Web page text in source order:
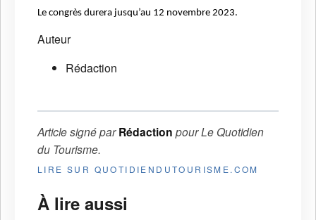
Le congrès durera jusqu’au 12 novembre 2023.
Auteur
Rédaction
Article signé parRédaction pourLe Quotidien
du Tourisme.
LIRE SUR QUOTIDIENDUTOURISME.COM
À lire aussi